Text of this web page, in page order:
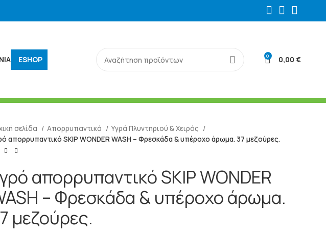
ESHOP 0 0,00€
σελίδα
Απορρυπαντικά
Υγρά Πλυντηριού & Χειρός
απορρυπαντικό SKIP WONDER WASH – Φρεσκάδα & υπέροχο άρωμα. 37 μεζούρες.
απορρυπαντικό SKIP WONDER
– Φρεσκάδα & υπέροχο άρωμα.
μεζούρες.